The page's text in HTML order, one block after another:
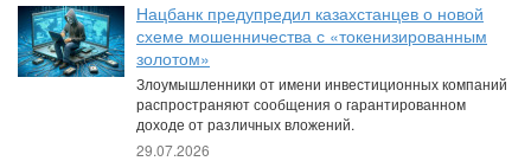
Нацбанк предупредил казахстанцев о новой
схеме мошенничества с «токенизированным
золотом»
Злоумышленники от имени инвестиционных компаний
распространяют сообщения о гарантированном
доходе от различных вложений.
29.07.2026